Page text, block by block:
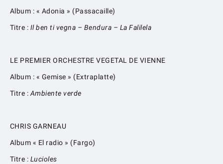
Album : « Adonia » (Passacaille)
Titre : Il ben ti vegna – Bendura – La Falilela
LE PREMIER ORCHESTRE VEGETAL DE VIENNE
Album : « Gemise » (Extraplatte)
Titre :Ambiente verde
CHRIS GARNEAU
Album « El radio » (Fargo)
Titre : Lucioles